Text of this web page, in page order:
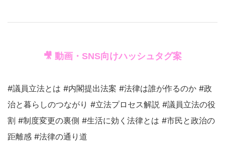
🎥 動画・SNS向けハッシュタグ案
#議員立法とは #内閣提出法案 #法律は誰が作るのか #政
治と暮らしのつながり #立法プロセス解説 #議員立法の役
割 #制度変更の裏側 #生活に効く法律とは #市民と政治の
距離感 #法律の通り道